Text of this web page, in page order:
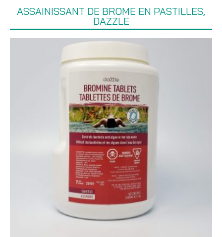
ASSAINISSANT DE BROME EN PASTILLES,
DAZZLE